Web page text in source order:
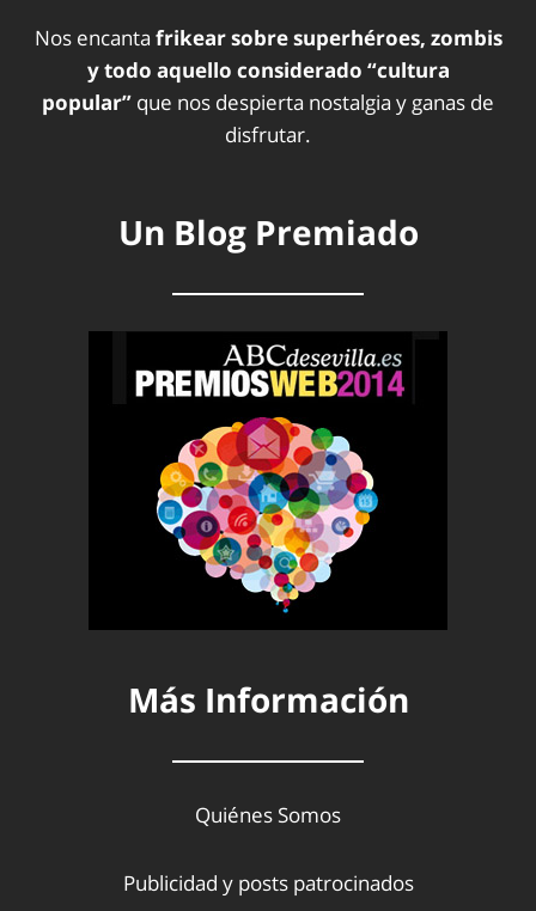
Nos encanta frikear sobre superhéroes, zombis
y todo aquello considerado “cultura
popular” que nos despierta nostalgia y ganas de
disfrutar.
Un Blog Premiado
Más Información
Quiénes Somos
Publicidad y posts patrocinados